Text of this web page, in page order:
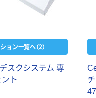
ョン一覧へ（2）
スクシステム 専
ト